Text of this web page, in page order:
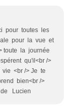
pour toutes les
pour la vue et
toute la journée
qu'il<br />
<br /> Je te
bien<br />
de Lucien